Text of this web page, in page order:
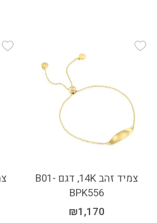
צמיד זהב 14K, דגם B01-
BPK556
₪1,170